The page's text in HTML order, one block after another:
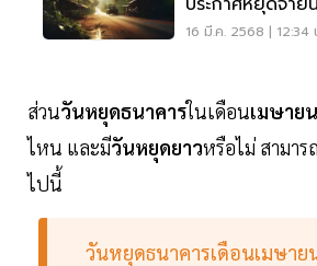
16 มี.ค. 2568 | 12:34
ส่วนวันหยุดธนาคารในเดือนเมษาย
ไหน และมีวันหยุดยาวหรือไม่ สามาร
ไปนี้
วันหยุดธนาคารเดือนเมษาย